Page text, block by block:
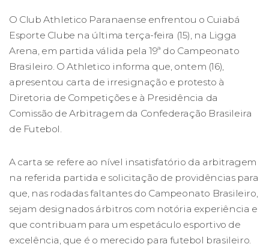
O Club Athletico Paranaense enfrentou o Cuiabá
Esporte Clube na última terça-feira (15), na Ligga
Arena, em partida válida pela 19ª do Campeonato
Brasileiro. O Athletico informa que, ontem (16),
apresentou carta de irresignação e protesto à
Diretoria de Competições e à Presidência da
Comissão de Arbitragem da Confederação Brasileira
de Futebol.
A carta se refere ao nível insatisfatório da arbitragem
na referida partida e solicitação de providências para
que, nas rodadas faltantes do Campeonato Brasileiro,
sejam designados árbitros com notória experiência e
que contribuam para um espetáculo esportivo de
excelência, que é o merecido para futebol brasileiro.